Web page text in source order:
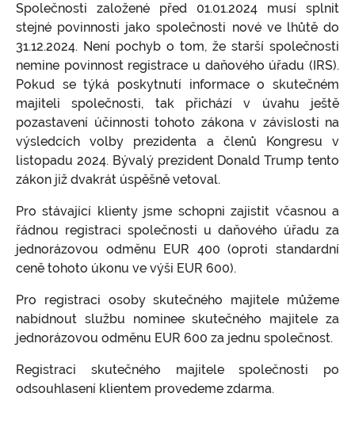
Společnosti založené před 01.01.2024 musí splnit
stejné povinnosti jako společnosti nové ve lhůtě do
31.12.2024. Není pochyb o tom, že starší společnosti
nemine povinnost registrace u daňového úřadu (IRS).
Pokud se týká poskytnutí informace o skutečném
majiteli společnosti, tak přichází v úvahu ještě
pozastavení účinnosti tohoto zákona v závislosti na
výsledcích volby prezidenta a členů Kongresu v
listopadu 2024. Bývalý prezident Donald Trump tento
zákon již dvakrát úspěšně vetoval.
Pro stávající klienty jsme schopni zajistit včasnou a
řádnou registraci společnosti u daňového úřadu za
jednorázovou odměnu EUR 400 (oproti standardní
ceně tohoto úkonu ve výši EUR 600).
Pro registraci osoby skutečného majitele můžeme
nabídnout službu nominee skutečného majitele za
jednorázovou odměnu EUR 600 za jednu společnost.
Registraci skutečného majitele společnosti po
odsouhlasení klientem provedeme zdarma.